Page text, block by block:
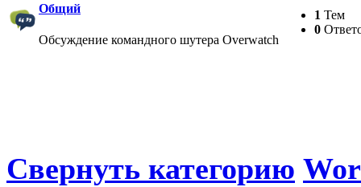
Общий
Обсуждение командного шутера Overwatch
1 Тем
0
Свернуть категорию